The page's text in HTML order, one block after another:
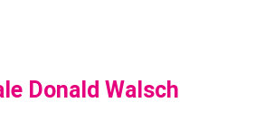
Donald Walsch